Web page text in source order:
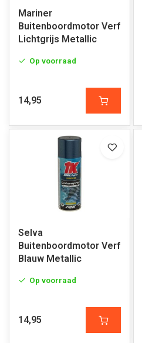
Mariner
Buitenboordmotor Verf
Lichtgrijs Metallic
Op voorraad
14,95
Selva
Buitenboordmotor Verf
Blauw Metallic
Op voorraad
14,95